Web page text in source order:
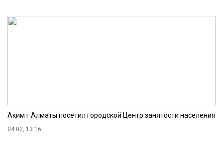
Аким г.Алматы посетил городской Центр занятости населения
04.02, 13:16